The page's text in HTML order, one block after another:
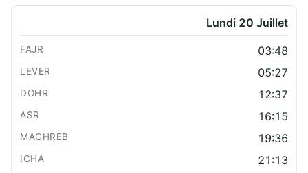
Lundi 20 Juillet
03:48
05:27
12:37
16:15
19:36
21:13